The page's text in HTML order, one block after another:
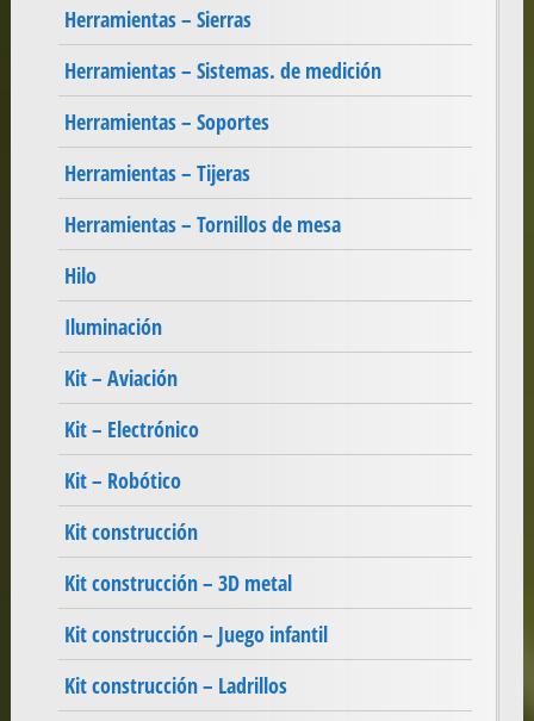
Herramientas – Sierras
Herramientas – Sistemas. de medición
Herramientas – Soportes
Herramientas – Tijeras
Herramientas – Tornillos de mesa
Hilo
Iluminación
Kit – Aviación
Kit – Electrónico
Kit – Robótico
Kit construcción
Kit construcción – 3D metal
Kit construcción – Juego infantil
Kit construcción – Ladrillos